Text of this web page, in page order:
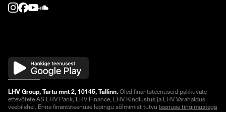
LHV Group, Tartu mnt 2, 10145, Tallinn.Oled finantsteenuseid pakkuvate
ettevõtete AS LHV Pank, LHV Finance, LHV Kindlustus ja LHV Varahaldus
veebilehel. Enne finantsteenuse lepingu sõlmimist tutvu teenuse tingimustega